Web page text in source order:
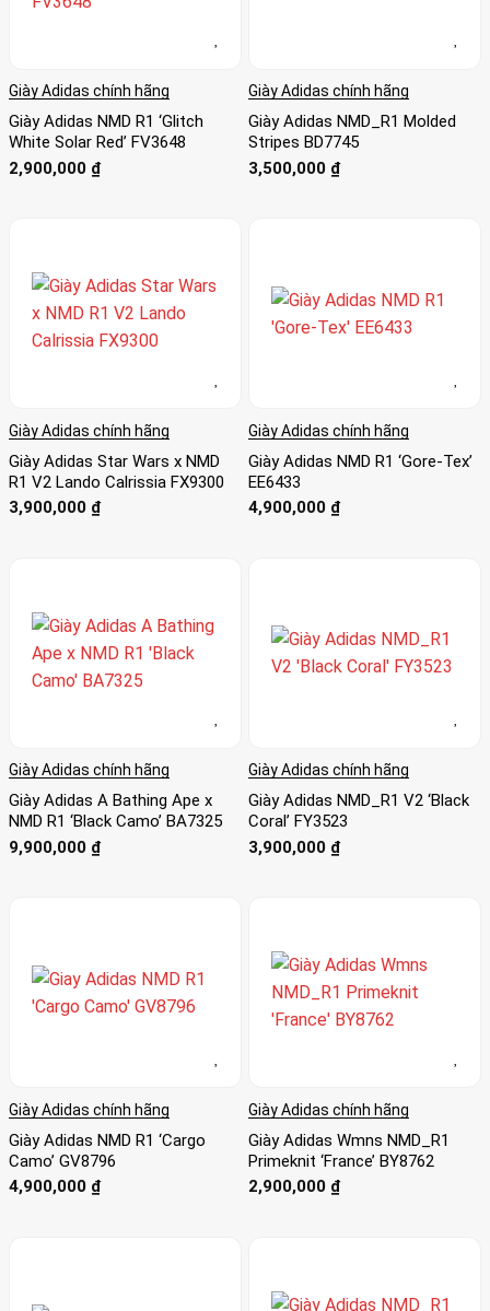
Giày Adidas chính hãng
Giày Adidas NMD R1 ‘Glitch
White Solar Red’ FV3648
2,900,000 ₫
Giày Adidas chính hãng
Giày Adidas NMD_R1 Molded
Stripes BD7745
3,500,000 ₫
Giày Adidas chính hãng
Giày Adidas Star Wars x NMD
R1 V2 Lando Calrissia FX9300
3,900,000 ₫
Giày Adidas chính hãng
Giày Adidas NMD R1 ‘Gore-Tex’
EE6433
4,900,000 ₫
Giày Adidas chính hãng
Giày Adidas A Bathing Ape x
NMD R1 ‘Black Camo’ BA7325
9,900,000 ₫
Giày Adidas chính hãng
Giày Adidas NMD_R1 V2 ‘Black
Coral’ FY3523
3,900,000 ₫
Giày Adidas chính hãng
Giày Adidas NMD R1 ‘Cargo
Camo’ GV8796
4,900,000 ₫
Giày Adidas chính hãng
Giày Adidas Wmns NMD_R1
Primeknit ‘France’ BY8762
2,900,000 ₫